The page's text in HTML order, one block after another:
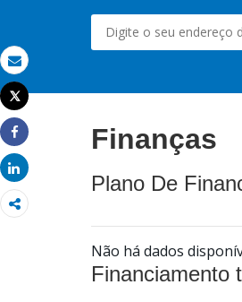
Email
Imprimir
Tweet
Share
Share
Finanças
Plano De
Não há dados
Financiamento